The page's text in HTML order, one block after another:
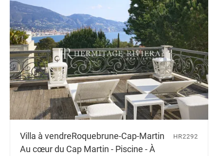
Villa à vendreRoquebrune-Cap-Martin
Au cœur du Cap Martin - Piscine - À
HR2292